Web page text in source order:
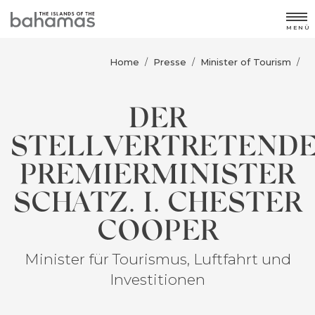
MENÜ
Home / Presse / Minister of Tourism /
DER
PREMIERMINISTER
SCHATZ. I. CHESTER
COOPER
Minister für Tourismus, Luftfahrt und
Investitionen